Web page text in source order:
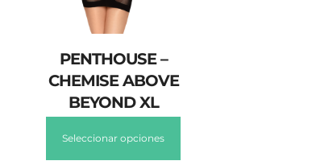
PENTHOUSE –
CHEMISE ABOVE
BEYOND XL
Seleccionar opciones